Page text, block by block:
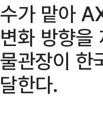
수가 맡아
변화 방향을
물관장이 한
달한다.